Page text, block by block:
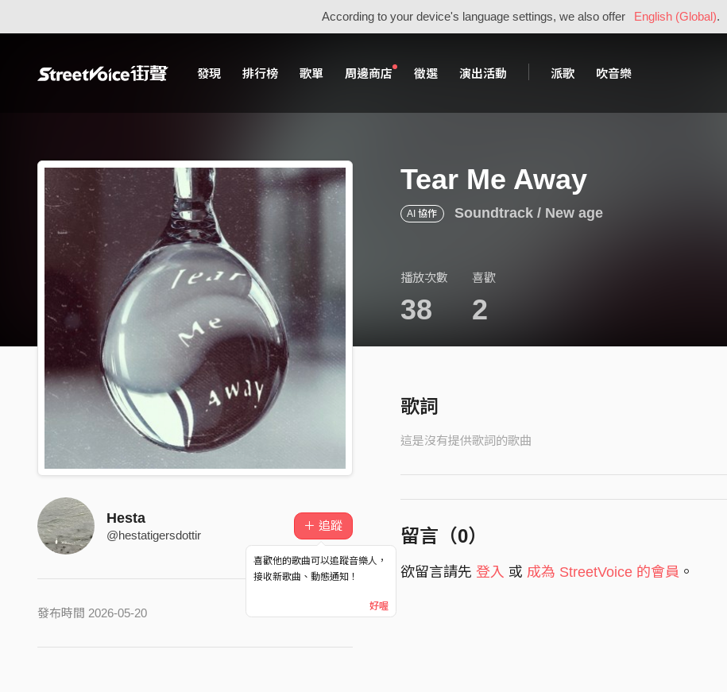
According to your device's language settings, we also offer English (Global).
發現 排行榜 歌單 周邊商店 徵選 演出活動 派歌 吹音樂
Tear Me Away
AI 協作 Soundtrack / New age
播放次數
38
喜歡
2
Hesta
@hestatigersdottir
＋ 追蹤
喜歡他的歌曲可以追蹤音樂人，
接收新歌曲、動態通知！
好喔
發布時間 2026-05-20
歌詞
這是沒有提供歌詞的歌曲
留言（0）
欲留言請先 登入 或 成為 StreetVoice 的會員 。